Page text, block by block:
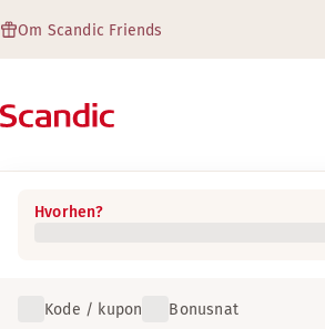
Om Scandic Friends
Hvorhen?
Kode / kupon Bonusnat